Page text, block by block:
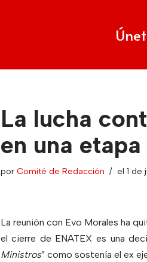
La lucha
en una
por Comité de Redacción el 1 de
La reunión con Evo Morales ha
el cierre de ENATEX es una
Ministros” como sostenía el ex